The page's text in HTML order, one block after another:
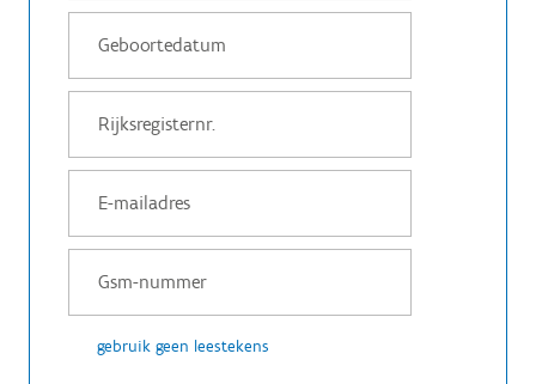
gebruik geen leestekens